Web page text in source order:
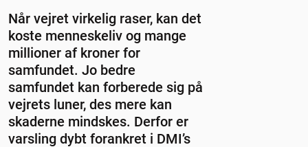
Når vejret virkelig raser, kan det
koste menneskeliv og mange
millioner af kroner for
samfundet. Jo bedre
samfundet kan forberede sig på
vejrets luner, des mere kan
skaderne mindskes. Derfor er
varsling dybt forankret i DMI’s